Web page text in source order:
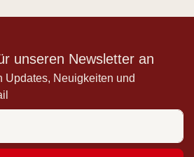
unseren Newsletter an
Updates, Neuigkeiten und